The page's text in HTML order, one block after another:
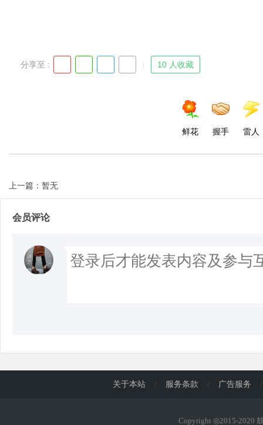
分享至 : 10 人收藏
鲜花 握手 雷人
上一篇：暂无
会员评论
关于本站 / 服务条款 / 广告服务 /
Copyright ◎2015-2020